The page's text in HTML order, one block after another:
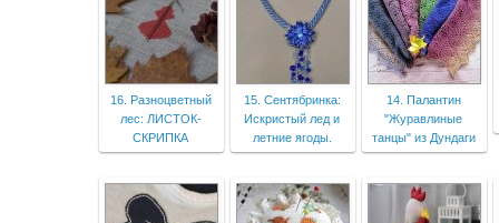
16. Разноцветный
лес: ЛИСТОК-
СКРИПКА
15. Сентябринка:
Искристый лед и
летние ягоды.
14. Палантин
"Журавлиные
танцы" из Дундаги